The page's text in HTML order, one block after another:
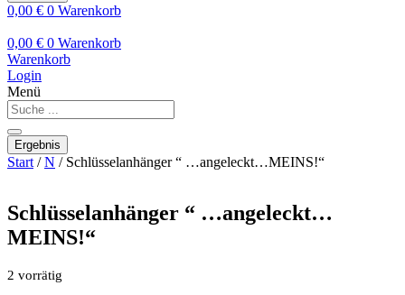
0,00 € 0 Warenkorb
0,00 € 0 Warenkorb
Warenkorb
Login
Menü
Search
...
Ergebnis
Start /N / Schlüsselanhänger “ …angeleckt…MEINS!“
Schlüsselanhänger “ …angeleckt…
MEINS!“
2 vorrätig